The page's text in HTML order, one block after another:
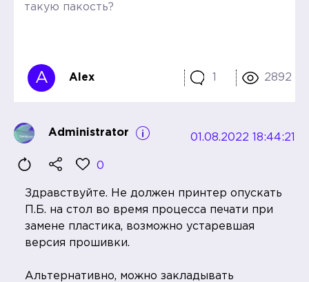
такую пакость?
A Alex 1 2892
Administrator 01.08.2022 18:44:21
0
Здравствуйте. Не должен принтер опускать
П.Б. на стол во время процесса печати при
замене пластика, возможно устаревшая
версия прошивки.
Альтернативно, можно закладывать